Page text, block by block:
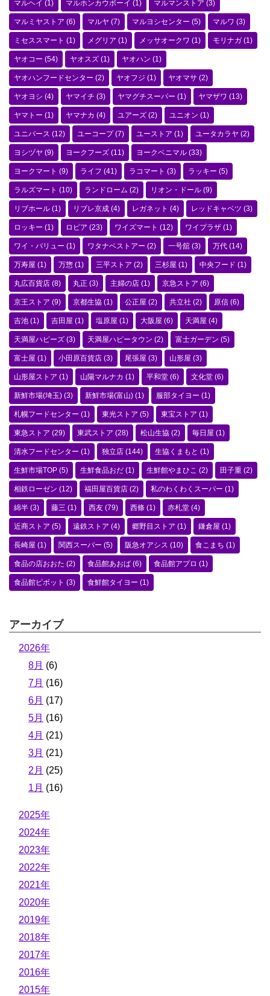
マルヘイ (1) マルホンカウボーイ (1) マルマンストア (3)
マルミヤストア (6) マルヤ (7) マルヨシセンター (5) マルワ (3)
ミセススマート (1) メグリア (1) メッサオークワ (1) モリナガ (1)
ヤオコー (54) ヤオスズ (1) ヤオハン (1)
ヤオハンフードセンター (2) ヤオフジ (1) ヤオマサ (2)
ヤオヨシ (4) ヤマイチ (3) ヤマグチスーパー (1) ヤマザワ (13)
ヤマトー (1) ヤマナカ (4) ユアーズ (2) ユニオン (1)
ユニバース (12) ユーコープ(7) ユーストア (1) ユータカラヤ (2)
ヨシヅヤ (9) ヨークフーズ (11) ヨークベニマル (33)
ヨークマート (9) ライフ (41) ラコマート (3) ラッキー (5)
ラルズマート (10) ランドローム (2) リオン・ドール (9)
リブホール (1) リブレ京成 (4) レガネット (4) レッドキャベツ (3)
ロッキー (1) ロピア (23) ワイズマート (12) ワイプラザ (1)
ワイ・バリュー (1) ワタナベストアー (2) 一号舘 (3) 万代 (14)
万寿屋 (1) 万惣 (1) 三平ストア (2) 三杉屋 (1) 中央フード (1)
丸広百貨店 (8) 丸正 (3) 主婦の店 (1) 京急ストア (6)
京王ストア (9) 京都生協 (1) 公正屋 (2) 共立社 (2) 原信 (6)
吉池 (1) 吉田屋 (1) 塩原屋 (1) 大阪屋 (6) 天満屋 (4)
天満屋ハピーズ (3) 天満屋ハピータウン (2) 富士ガーデン (5)
富士屋 (1) 小田原百貨店 (3) 尾張屋 (3) 山形屋 (3)
山形屋ストア (1) 山陽マルナカ (1) 平和堂 (6) 文化堂 (6)
新鮮市場(埼玉) (3) 新鮮市場(富山) (1) 服部タイヨー (1)
札幌フードセンター (1) 東光ストア (5) 東宝ストア (1)
東急ストア (29) 東武ストア (28) 松山生協 (2) 毎日屋 (1)
清水フードセンター (1) 独立店 (144) 生協くまもと (1)
生鮮市場TOP (5) 生鮮食品おだ (1) 生鮮館やまひこ (2) 田子重 (2)
相鉄ローゼン (12) 福田屋百貨店 (2) 私のわくわくスーパー (1)
綿半 (3) 藤三 (1) 西友 (79) 西條 (1) 赤札堂 (4)
近商ストア (5) 遠鉄ストア (4) 郷野目ストア (1) 鎌倉屋 (1)
長崎屋 (1) 関西スーパー (5) 阪急オアシス (10) 食こまち (1)
食品の店おおた (2) 食品館あおば (6) 食品館アプロ (1)
食品館ピボット (3) 食鮮館タイヨー (1)
アーカイブ
2026年
8月 (6)
7月 (16)
6月 (17)
5月 (16)
4月 (21)
3月 (21)
2月 (25)
1月 (16)
2025年
2024年
2023年
2022年
2021年
2020年
2019年
2018年
2017年
2016年
2015年